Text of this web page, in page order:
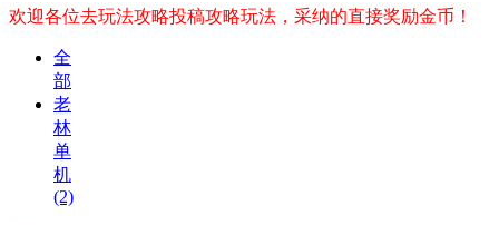
欢迎各位去玩法攻略投稿攻略玩法，采纳的直接奖励金币！
全
部
老
林
单
机
(2)